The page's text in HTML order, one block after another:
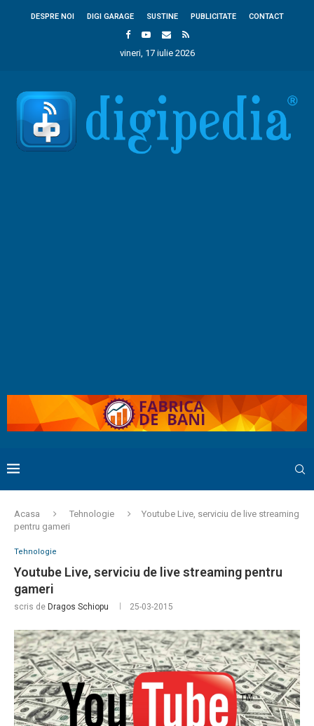
DESPRE NOI DIGI GARAGE SUSTINE PUBLICITATE CONTACT
vineri, 17 iulie 2026
Acasa Tehnologie
Youtube Live, serviciu de live streaming
pentru gameri
Tehnologie
Youtube Live, serviciu de live streaming pentru
gameri
scris de Dragos Schiopu 25-03-2015